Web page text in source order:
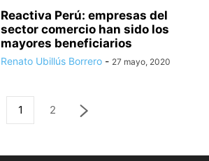
Reactiva Perú: empresas del
sector comercio han sido los
mayores beneficiarios
Renato Ubillús Borrero - 27 mayo, 2020
1 2